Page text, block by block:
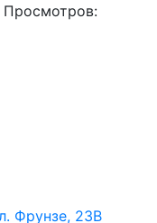
Просмотров: